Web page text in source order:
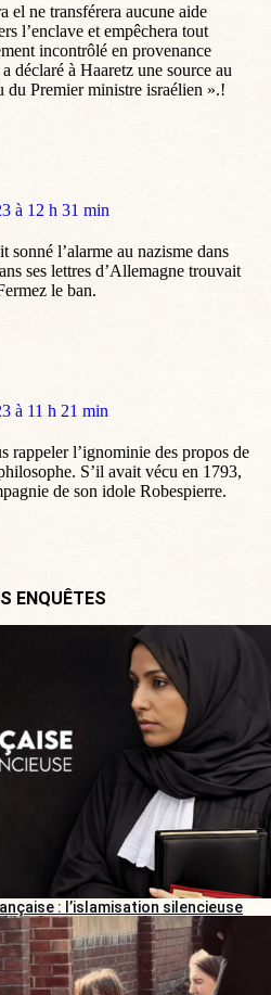
el ne transférera aucune aide
l’enclave et empêchera tout
incontrôlé en provenance
a déclaré à Haaretz une source au
du Premier ministre israélien ».!
à 12 h 31 min
l’alarme au nazisme dans
ses lettres d’Allemagne trouvait
le ban.
à 11 h 21 min
rappeler l’ignominie des propos de
S’il avait vécu en 1793,
de son idole Robespierre.
ENQUÊTES
: l’islamisation silencieuse